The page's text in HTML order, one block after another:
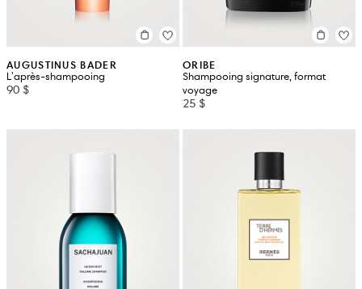
AUGUSTINUS BADER
L'après-shampooing
90 $
ORIBE
Shampooing signature, format
voyage
25 $